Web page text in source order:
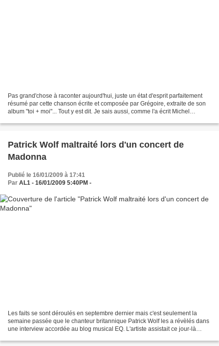
Pas grand'chose à raconter aujourd'hui, juste un état d'esprit parfaitement
résumé par cette chanson écrite et composée par Grégoire, extraite de son
album "toi + moi"... Tout y est dit. Je sais aussi, comme l'a écrit Michel
Patrick Wolf maltraité lors d'un concert de
Madonna
Publié le 16/01/2009 à 17:41
Par AL1 - 16/01/2009 5:40PM -
Les faits se sont déroulés en septembre dernier mais c'est seulement la
semaine passée que le chanteur britannique Patrick Wolf les a révèlés dans
une interview accordée au blog musical EQ. L'artiste assistait ce jour-là